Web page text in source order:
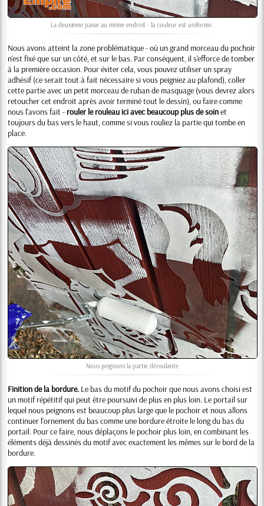
La deuxième passe au même endroit - la couleur est uniforme.
Nous avons atteint la zone problématique - où un grand morceau du pochoir
n'est fixé que sur un côté, et sur le bas. Par conséquent, il s'efforce de tomber
à la première occasion. Pour éviter cela, vous pouvez utiliser un spray
adhésif (ce serait tout à fait nécessaire si vous peigniez au plafond), coller
cette partie avec un petit morceau de ruban de masquage (vous devrez alors
retoucher cet endroit après avoir terminé tout le dessin), ou faire comme
nous l'avons fait - rouler le rouleau ici avec beaucoup plus de soinet
toujours du bas vers le haut, comme si vous rouliez la partie qui tombe en
place.
Nous peignons la partie déroulante
Finition de la bordure. Le bas du motif du pochoir que nous avons choisi est
un motif répétitif qui peut être poursuivi de plus en plus loin. Le portail sur
lequel nous peignons est beaucoup plus large que le pochoir et nous allons
continuer l'ornement du bas comme une bordure étroite le long du bas du
portail. Pour ce faire, nous déplaçons le pochoir plus loin, en combinant les
éléments déjà dessinés du motif avec exactement les mêmes sur le bord de la
bordure.